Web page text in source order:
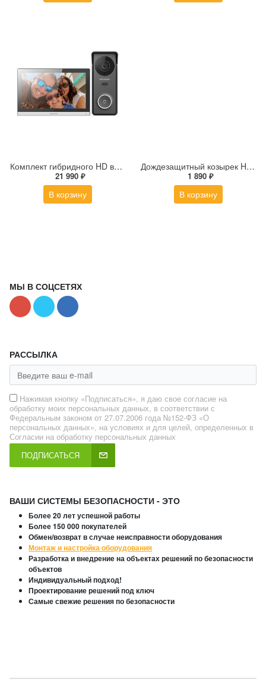
Комплект гибридного HD видеодомофона Hikvision DS-KIS313-P(B)
21 990 ₽
В корзину
Дождезащитный козырек Hikvision DS-KABV8113-RS/Surface
1 890 ₽
В корзину
МЫ В СОЦСЕТЯХ
РАССЫЛКА
Нажимая кнопку «Подписаться», я даю свое согласие на
обработку моих персональных данных, в соответствии с
Федеральным законом от 27.07.2006 года №152-ФЗ «О
персональных данных», на условиях и для целей, определенных в
Согласии на обработку персональных данных
ПОДПИСАТЬСЯ
ВАШИ СИСТЕМЫ БЕЗОПАСНОСТИ - ЭТО
Более 20 лет успешной работы
Более 150 000 покупателей
Обмен/возврат в случае неисправности оборудования
Монтаж и настройка оборудования
Разработка и внедрение на объектах решений по безопасности
объектов
Индивидуальный подход!
Проектирование решений под ключ
Самые свежие решения по безопасности